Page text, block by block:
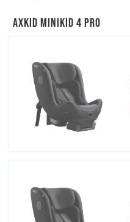
Axkid Minikid 4 Pro